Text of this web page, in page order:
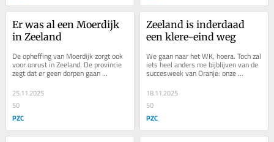
Er was al een Moerdijk
in Zeeland
De opheffing van Moerdijk zorgt ook
voor onrust in Zeeland. De provincie
zegt dat er geen dorpen gaan
verdwijnen om plaats te maken voor
industrie en...
25.11.2025
50
PZC
Zeeland is inderdaad
een klere-eind weg
We gaan naar het WK, hoera. Toch zal
iets heel anders me bijblijven van de
succesweek van Oranje: onze
bondscoach Ronald Koeman vindt
Zeeland te ver...
18.11.2025
50
PZC